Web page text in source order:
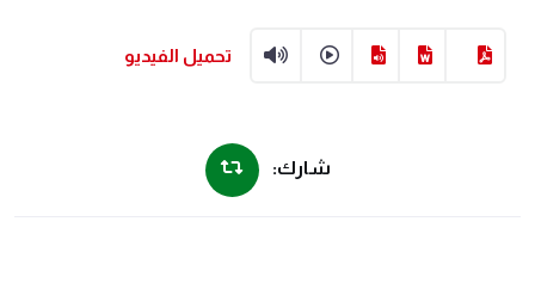
تحميل الفيديو
شارك: